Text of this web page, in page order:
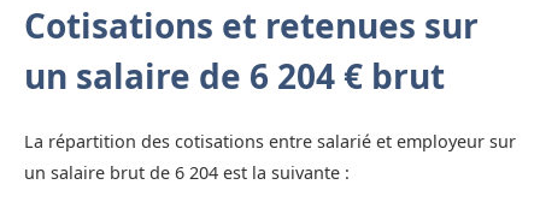
Cotisations et retenues sur
un salaire de 6 204 € brut
La répartition des cotisations entre salarié et employeur sur
un salaire brut de 6 204 est la suivante :